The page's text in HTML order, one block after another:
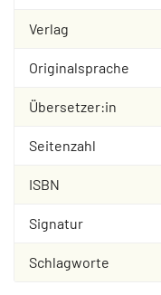
Verlag
Originalsprache
Übersetzer:in
Seitenzahl
ISBN
Signatur
Schlagworte